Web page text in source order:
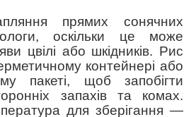
прямих сонячних
оскільки це може
цвілі або шкідників. Рис
контейнері або
пакеті, щоб запобігти
запахів та комах.
для зберігання —